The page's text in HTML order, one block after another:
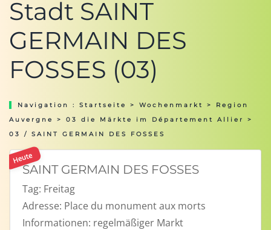
Stadt SAINT
GERMAIN DES
FOSSES (03)
Navigation : Startseite > Wochenmarkt > Region
Auvergne
> 03 die Märkte im Département Allier
>
03 / SAINT GERMAIN DES FOSSES
Heute
SAINT GERMAIN DES FOSSES
Tag: Freitag
Adresse: Place du monument aux morts
Informationen: regelmäßiger Markt